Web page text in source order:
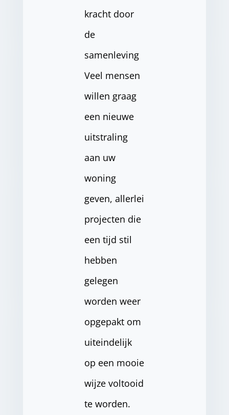
kracht door
de
samenleving
Veel mensen
willen graag
een nieuwe
uitstraling
aan uw
woning
geven, allerlei
projecten die
een tijd stil
hebben
gelegen
worden weer
opgepakt om
uiteindelijk
op een mooie
wijze voltooid
te worden.